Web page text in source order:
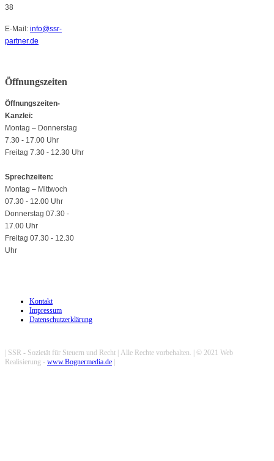
38
E-Mail: info@ssr-
partner.de
Öffnungszeiten
Öffnungszeiten-
Kanzlei:
Montag – Donnerstag
7.30 - 17.00 Uhr
Freitag 7.30 - 12.30 Uhr
Sprechzeiten:
Montag – Mittwoch
07.30 - 12.00 Uhr
Donnerstag 07.30 -
17.00 Uhr
Freitag 07.30 - 12.30
Uhr
Kontakt
Impressum
Datenschutzerklärung
| SSR - Sozietät für Steuern und Recht | Alle Rechte vorbehalten. | © 2021 Web
Realisierung - www.Bognermedia.de |